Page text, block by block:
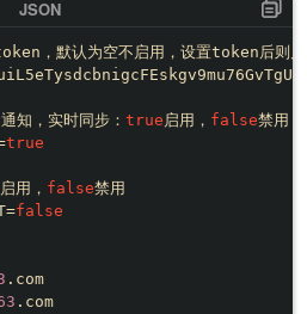
，默认为空不启用，设置token后则启
知，实时同步： true 启用， false禁用
true
启用， false禁用
false
.com
.com